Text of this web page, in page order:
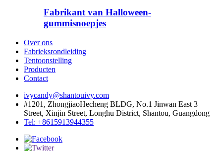
Fabrikant van Halloween-
gummisnoepjes
Over ons
Fabrieksrondleiding
Tentoonstelling
Producten
Contact
ivycandy@shantouivy.com
#1201, ZhongjiaoHecheng BLDG, No.1 Jinwan East 3
Street, Xinjin Street, Longhu District, Shantou, Guangdong
Tel: +8615913944355